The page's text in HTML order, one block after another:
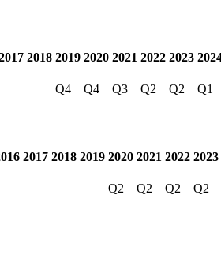
2018 2019 2020 2021 2022 2023
Q4 Q4 Q3 Q2 Q2 Q1
2017 2018 2019 2020 2021 2022 2023
Q2 Q2 Q2 Q2